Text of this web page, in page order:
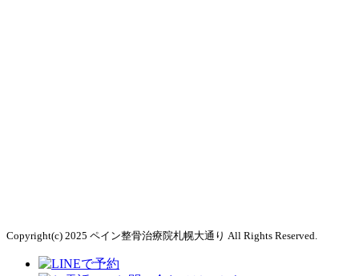
外反母趾
Copyright(c) 2025 ペイン整骨治療院札幌大通り All Rights Reserved.